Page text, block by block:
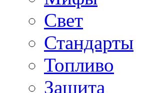
Свет
Стандарты
Топливо
Защита